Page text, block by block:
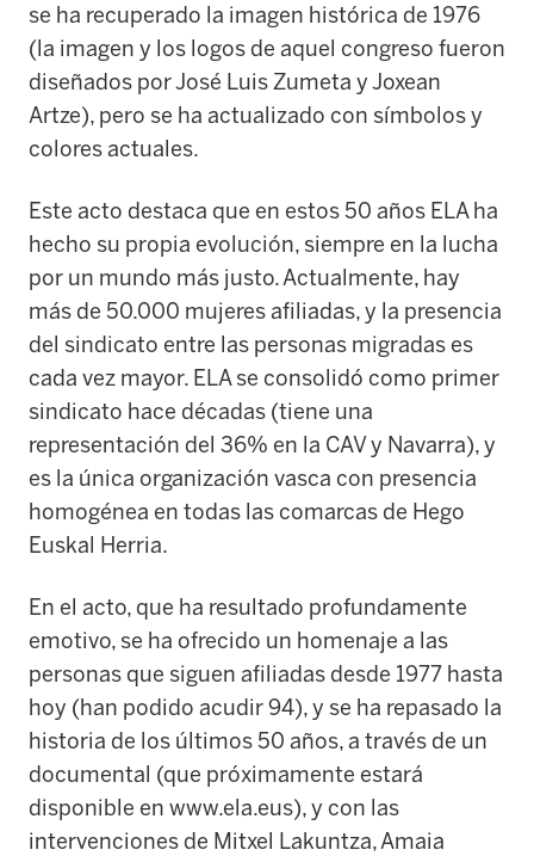
se ha recuperado la imagen histórica de 1976
(la imagen y los logos de aquel congreso fueron
diseñados por José Luis Zumeta y Joxean
Artze), pero se ha actualizado con símbolos y
colores actuales.
Este acto destaca que en estos 50 años ELA ha
hecho su propia evolución, siempre en la lucha
por un mundo más justo. Actualmente, hay
más de 50.000 mujeres afiliadas, y la presencia
del sindicato entre las personas migradas es
cada vez mayor. ELA se consolidó como primer
sindicato hace décadas (tiene una
representación del 36% en la CAV y Navarra), y
es la única organización vasca con presencia
homogénea en todas las comarcas de Hego
Euskal Herria.
En el acto, que ha resultado profundamente
emotivo, se ha ofrecido un homenaje a las
personas que siguen afiliadas desde 1977 hasta
hoy (han podido acudir 94), y se ha repasado la
historia de los últimos 50 años, a través de un
documental (que próximamente estará
disponible en www.ela.eus), y con las
intervenciones de Mitxel Lakuntza, Amaia